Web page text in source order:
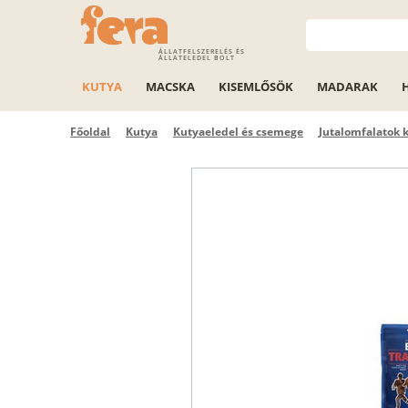
ÁLLATFELSZERELÉS ÉS
ÁLLATELEDEL BOLT
KUTYA MACSKA KISEMLŐSÖK MADARAK
Főoldal Kutya Kutyaeledel és csemege Jutalomfalatok